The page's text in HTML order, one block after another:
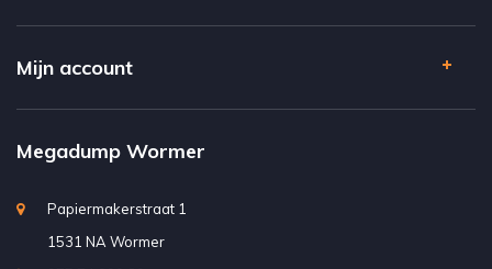
Mijn account
Megadump Wormer
Papiermakerstraat 1
1531 NA Wormer